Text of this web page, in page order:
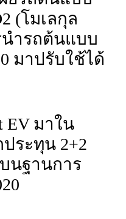
(โมเลกุล
นำรถต้นแบบ
มาปรับใช้ได้
EV มาใน
ระทุน 2+2
นฐานการ